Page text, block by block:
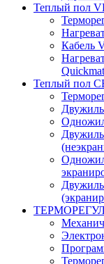
Теплый пол
Кабель
Quickmat
Теплый пол